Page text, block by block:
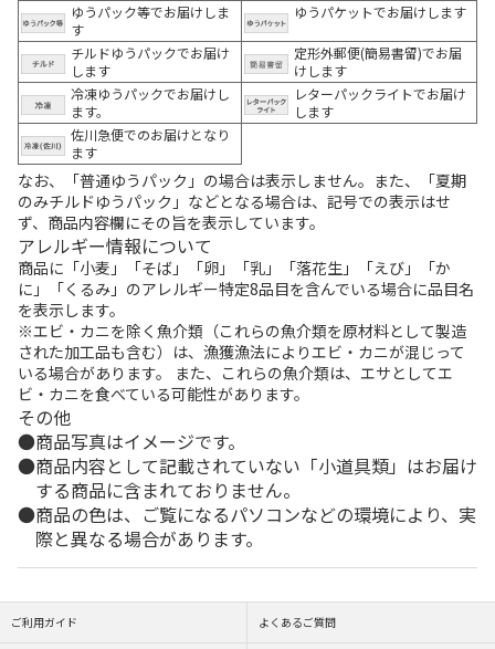
ゆうパック等でお届けしま
す
ゆうパケットでお届けします
チルドゆうパックでお届け
します
定形外郵便(簡易書留)でお届
けします
冷凍ゆうパックでお届けし
ます。
レターパックライトでお届け
します
佐川急便でのお届けとなり
ます
なお、「普通ゆうパック」の場合は表示しません。また、「夏期
のみチルドゆうパック」などとなる場合は、記号での表示はせ
ず、商品内容欄にその旨を表示しています。
アレルギー情報について
商品に「小麦」「そば」「卵」「乳」「落花生」「えび」「か
に」「くるみ」のアレルギー特定8品目を含んでいる場合に品目名
を表示します。
※エビ・カニを除く魚介類（これらの魚介類を原材料として製造
された加工品も含む）は、漁獲漁法によりエビ・カニが混じって
いる場合があります。 また、これらの魚介類は、エサとしてエ
ビ・カニを食べている可能性があります。
その他
商品写真はイメージです。
商品内容として記載されていない「小道具類」はお届け
する商品に含まれておりません。
商品の色は、ご覧になるパソコンなどの環境により、実
際と異なる場合があります。
ご利用ガイド よくあるご質問